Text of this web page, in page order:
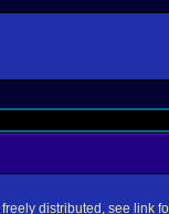
distributed, see link